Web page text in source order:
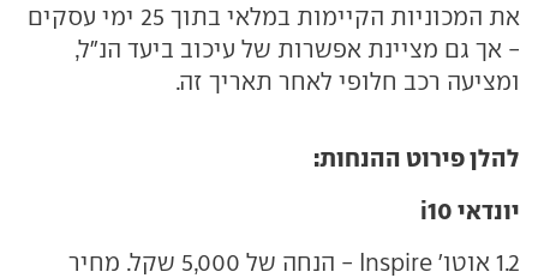
את המכוניות הקיימות במלאי בתוך 25 ימי עסקים
- אך גם מציינת אפשרות של עיכוב ביעד הנ"ל,
ומציעה רכב חלופי לאחר תאריך זה.
להלן פירוט ההנחות:
יונדאי i10
1.2 אוטו' Inspire - הנחה של 5,000 שקל. מחיר